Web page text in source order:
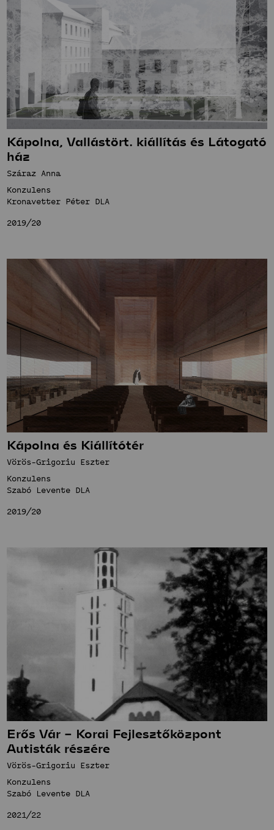
Kápolna, Vallástört. kiállítás és Látogató
ház
Száraz Anna
Konzulens
Kronavetter Péter DLA
2019/20
Kápolna és Kiállítótér
Vörös-Grigoriu Eszter
Konzulens
Szabó Levente DLA
2019/20
Erős Vár – Korai Fejlesztőközpont
Autisták részére
Vörös-Grigoriu Eszter
Konzulens
Szabó Levente DLA
2021/22